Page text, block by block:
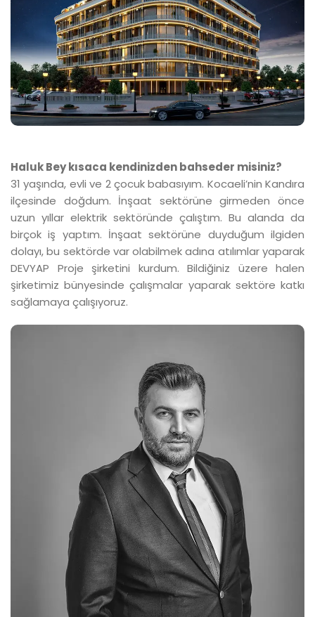
Haluk Bey kısaca kendinizden bahseder misiniz?
31 yaşında, evli ve 2 çocuk babasıyım. Kocaeli’nin Kandıra
ilçesinde doğdum. İnşaat sektörüne girmeden önce
uzun yıllar elektrik sektöründe çalıştım. Bu alanda da
birçok iş yaptım. İnşaat sektörüne duyduğum ilgiden
dolayı, bu sektörde var olabilmek adına atılımlar yaparak
DEVYAP Proje şirketini kurdum. Bildiğiniz üzere halen
şirketimiz bünyesinde çalışmalar yaparak sektöre katkı
sağlamaya çalışıyoruz.